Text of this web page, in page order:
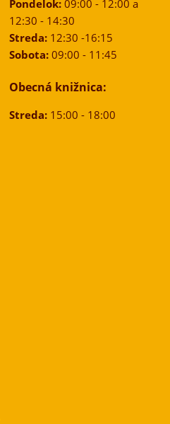
Pondelok:09:00 - 12:00 a
12:30 - 14:30
Streda:12:30 -16:15
Sobota:09:00 - 11:45
Obecná knižnica:
Streda:15:00 - 18:00